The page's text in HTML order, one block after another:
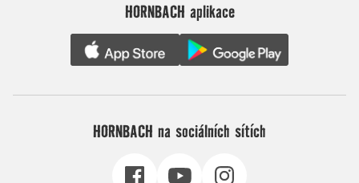
HORNBACH aplikace
HORNBACH na sociálních sítích